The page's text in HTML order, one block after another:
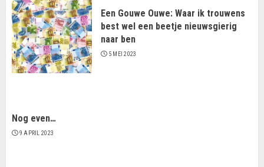
Een Gouwe Ouwe: Waar ik trouwens
best wel een beetje nieuwsgierig
naar ben
5 MEI 2023
Nog even…
9 APRIL 2023